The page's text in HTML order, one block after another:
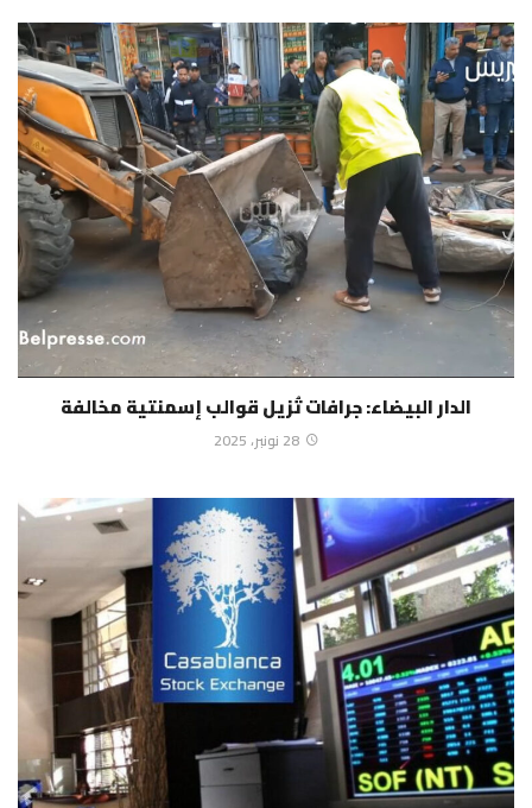
الدار البيضاء: جرافات تُزيل قوالب إسمنتية مخالفة
28 نونبر، 2025